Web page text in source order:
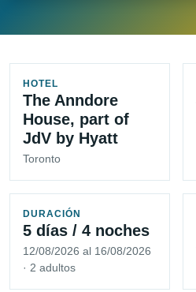
HOTEL
The Anndore
House, part of
JdV by Hyatt
Toronto
DURACIÓN
5 días / 4 noches
12/08/2026 al 16/08/2026
· 2 adultos